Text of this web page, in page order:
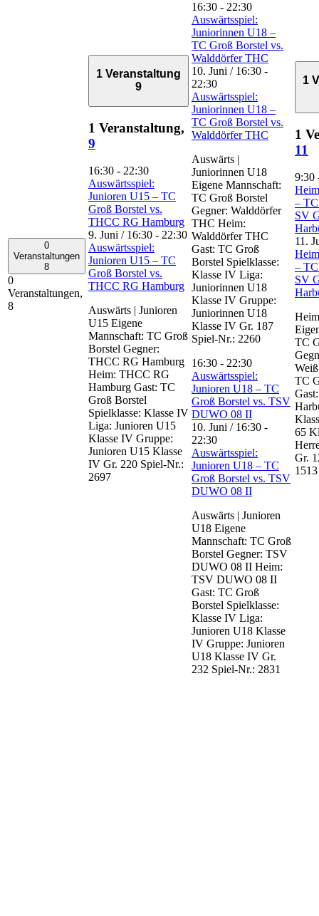
0
Veranstaltungen
8
0
Veranstaltungen,
8
1 Veranstaltung
9
1 Veranstaltung,
9
16:30 - 22:30
Auswärtsspiel:
Junioren U15 – TC
Groß Borstel vs.
THCC RG Hamburg
9. Juni / 16:30 - 22:30
Auswärtsspiel:
Junioren U15 – TC
Groß Borstel vs.
THCC RG Hamburg
Auswärts | Junioren
U15 Eigene
Mannschaft: TC Groß
Borstel Gegner:
THCC RG Hamburg
Heim: THCC RG
Hamburg Gast: TC
Groß Borstel
Spielklasse: Klasse IV
Liga: Junioren U15
Klasse IV Gruppe:
Junioren U15 Klasse
IV Gr. 220 Spiel-Nr.:
2697
16:30 - 22:30
Auswärtsspiel:
Juniorinnen U18 –
TC Groß Borstel vs.
Walddörfer THC
10. Juni / 16:30 -
22:30
Auswärtsspiel:
Juniorinnen U18 –
TC Groß Borstel vs.
Walddörfer THC
Auswärts |
Juniorinnen U18
Eigene Mannschaft:
TC Groß Borstel
Gegner: Walddörfer
THC Heim:
Walddörfer THC
Gast: TC Groß
Borstel Spielklasse:
Klasse IV Liga:
Juniorinnen U18
Klasse IV Gruppe:
Juniorinnen U18
Klasse IV Gr. 187
Spiel-Nr.: 2260
16:30 - 22:30
Auswärtsspiel:
Junioren U18 – TC
Groß Borstel vs. TSV
DUWO 08 II
10. Juni / 16:30 -
22:30
Auswärtsspiel:
Junioren U18 – TC
Groß Borstel vs. TSV
DUWO 08 II
Auswärts | Junioren
U18 Eigene
Mannschaft: TC Groß
Borstel Gegner: TSV
DUWO 08 II Heim:
TSV DUWO 08 II
Gast: TC Groß
Borstel Spielklasse:
Klasse IV Liga:
Junioren U18 Klasse
IV Gruppe: Junioren
U18 Klasse IV Gr.
232 Spiel-Nr.: 2831
1
1
11
9:30
–
SV
11.
–
SV
TC
TC
65
Gr.
1513